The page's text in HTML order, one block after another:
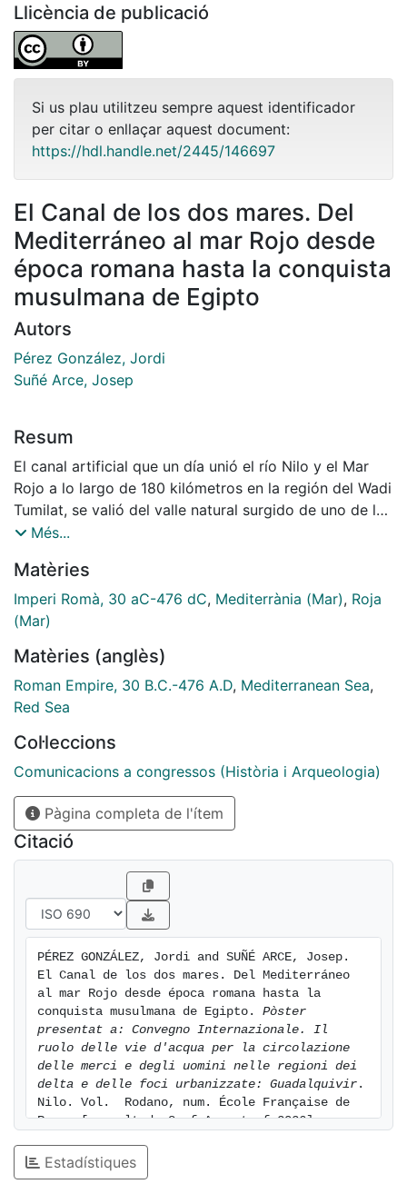
Llicència de publicació
Si us plau utilitzeu sempre aquest identificador
per citar o enllaçar aquest document:
https://hdl.handle.net/2445/146697
El Canal de los dos mares. Del
Mediterráneo al mar Rojo desde
época romana hasta la conquista
musulmana de Egipto
Autors
Pérez González, Jordi
Suñé Arce, Josep
Resum
El canal artificial que un día unió el río Nilo y el Mar
Rojo a lo largo de 180 kilómetros en la región del Wadi
Tumilat, se valió del valle natural surgido de uno de los
antiguos brazos del Nilo y que seguramente uniese el
Amargos).
Més...
Matèries
Imperi Romà, 30 aC-476 dC, Mediterrània (Mar), Roja
(Mar)
Matèries (anglès)
Roman Empire, 30 B.C.-476 A.D, Mediterranean Sea,
Red Sea
Col·leccions
Comunicacions a congressos (Història i Arqueologia)
Pàgina completa de l'ítem
Citació
PÉREZ GONZÁLEZ, Jordi and SUÑÉ ARCE, Josep.
El Canal de los dos mares. Del Mediterráneo
al mar Rojo desde época romana hasta la
conquista musulmana de Egipto. Pòster
presentat a: Convegno Internazionale. Il
ruolo delle vie d'acqua per la circolazione
delle merci e degli uomini nelle regioni dei
delta e delle foci urbanizzate: Guadalquivir .
Nilo. Vol.  Rodano, num. École Française de
Rome. [consulted: 8 of August of 2026].
https://hdl.handle.net/2445/146697
Estadístiques